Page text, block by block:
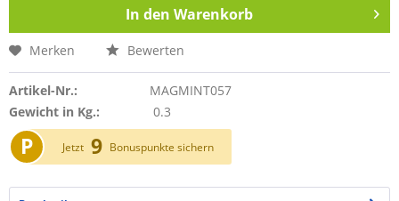
In den Warenkorb
Merken Bewerten
Artikel-Nr.:
MAGMINT057
Gewicht in Kg.:
0.3
P Jetzt 9 Bonuspunkte sichern